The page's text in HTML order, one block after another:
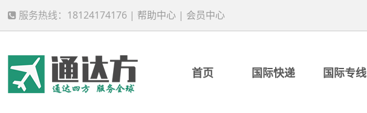
服务热线：18124174176 | 帮助中心 | 会员中心
首页 国际快递 国际专线